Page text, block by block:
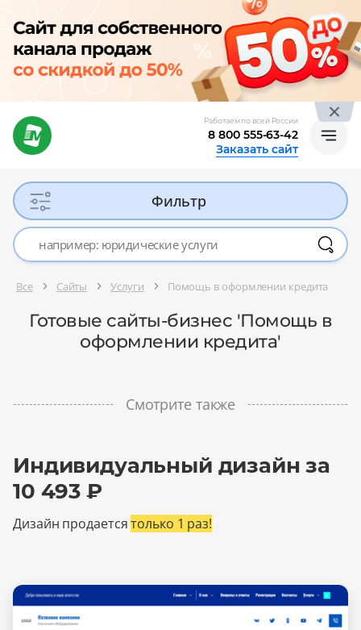
Работаем по всей России
8 800 555-63-42
Заказать сайт
Фильтр
Все Сайты Услуги Помощь в оформлении кредита
Готовые сайты-бизнес 'Помощь в
оформлении кредита'
Смотрите также
Индивидуальный дизайн за
10 493 ₽
Дизайн продаетсятолько 1 раз!